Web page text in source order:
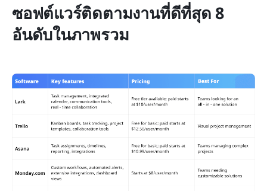
ซอฟต์แวร์ติดตามงานที่ดีที่สุด 8
อันดับในภาพรวม